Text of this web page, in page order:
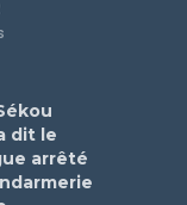
dit le
arrêté